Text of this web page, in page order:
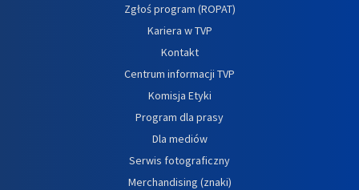
Zgłoś program (ROPAT)
Kariera w TVP
Kontakt
Centrum informacji TVP
Komisja Etyki
Program dla prasy
Dla mediów
Serwis fotograficzny
Merchandising (znaki)